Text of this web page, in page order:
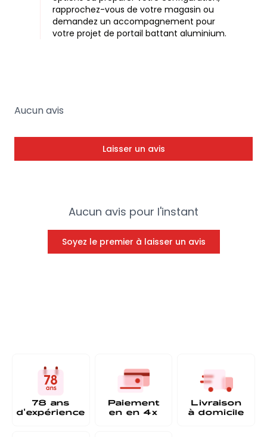
rapprochez-vous de votre magasin ou
demandez un accompagnement pour
votre projet de portail battant aluminium.
Aucun avis pour l'instant
Soyez le premier à laisser un avis
Aucun avis
Laisser un avis
78 ans
d'expérience
Paiement
en en 4x
Livraison
à domicile